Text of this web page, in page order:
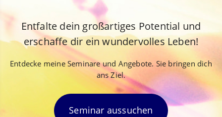
Entfalte dein großartiges Potential und
erschaffe dir ein wundervolles Leben!
Entdecke meine Seminare und Angebote. Sie bringen dich
ans Ziel.
Seminar aussuchen